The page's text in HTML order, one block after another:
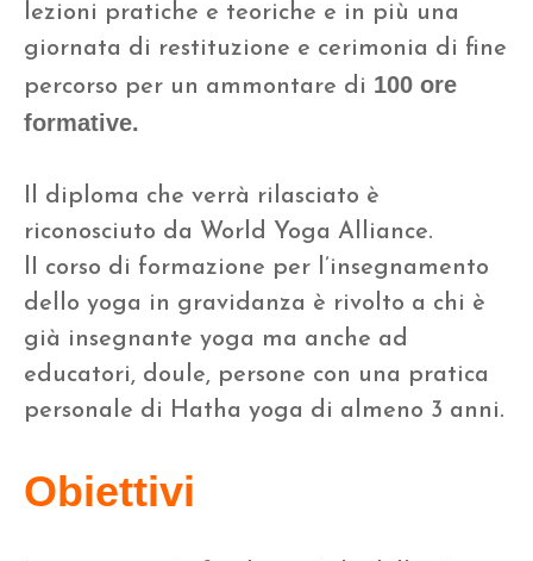
lezioni pratiche e teoriche e in più una
giornata di restituzione e cerimonia di fine
percorso per un ammontare di 100 ore
formative.
Il diploma che verrà rilasciato è
riconosciuto da World Yoga Alliance.
lI corso di formazione per l’insegnamento
dello yoga in gravidanza è rivolto a chi è
già insegnante yoga ma anche ad
educatori, doule, persone con una pratica
personale di Hatha yoga di almeno 3 anni.
Obiettivi